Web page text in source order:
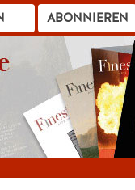
ABONNIEREN